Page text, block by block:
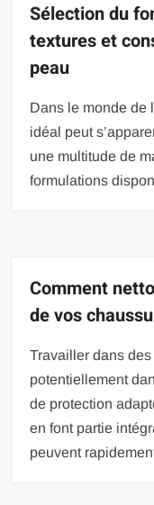
Sélection du
textures et
peau
Dans le monde de
idéal peut
une multitude de
formulations
Comment
de vos
Travailler dans
potentiellement
de protection
en font partie
peuvent